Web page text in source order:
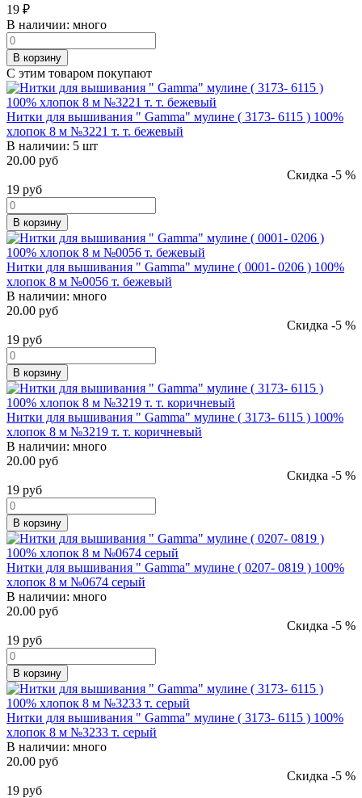
19 ₽
В наличии: много
В корзину
С этим товаром покупают
Нитки для вышивания " Gamma" мулине ( 3173- 6115 ) 100%
хлопок 8 м №3221 т. т. бежевый
В наличии: 5 шт
20.00 руб
Скидка -5 %
19 руб
В корзину
Нитки для вышивания " Gamma" мулине ( 0001- 0206 ) 100%
хлопок 8 м №0056 т. бежевый
В наличии: много
20.00 руб
Скидка -5 %
19 руб
В корзину
Нитки для вышивания " Gamma" мулине ( 3173- 6115 ) 100%
хлопок 8 м №3219 т. т. коричневый
В наличии: много
20.00 руб
Скидка -5 %
19 руб
В корзину
Нитки для вышивания " Gamma" мулине ( 0207- 0819 ) 100%
хлопок 8 м №0674 серый
В наличии: много
20.00 руб
Скидка -5 %
19 руб
В корзину
Нитки для вышивания " Gamma" мулине ( 3173- 6115 ) 100%
хлопок 8 м №3233 т. серый
В наличии: много
20.00 руб
Скидка -5 %
19 руб